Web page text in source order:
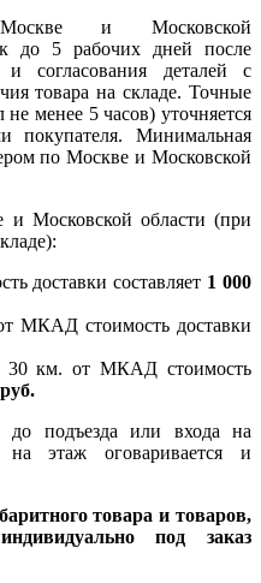
и Московской
до 5 рабочих дней после
согласования деталей с
товара на складе. Точные
менее 5 часов) уточняется
покупателя. Минимальная
по Москве и Московской
и Московской области (при
доставки составляет 1 000
МКАД стоимость доставки
30 км. от МКАД стоимость
до подъезда или входа на
на этаж оговаривается и
товара и товаров,
под заказ